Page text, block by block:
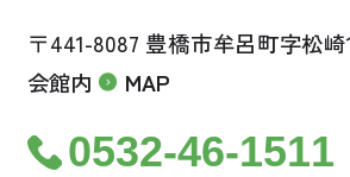
〒441-8087 豊橋市牟呂町字松
会館内
MAP
0532-46-1511